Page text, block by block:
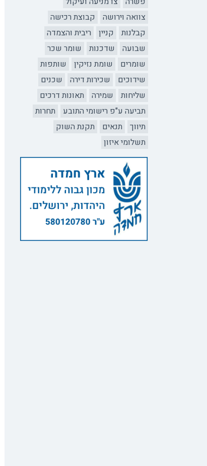
צוואה וירושה
קבוצת רכישה
קבלנות
קניין
ריבית והצמדה
שבועה
שדכנות
שומר שכר
שומרים
שומת נזיקין
שותפות
שידוכים
שכירות דירה
שכנים
שליחות
שמירה
תאונות דרכים
תביעה ע"פ רישומי התובע
תחרות
תיווך
תנאים
תקנת השוק
תשלומי איזון